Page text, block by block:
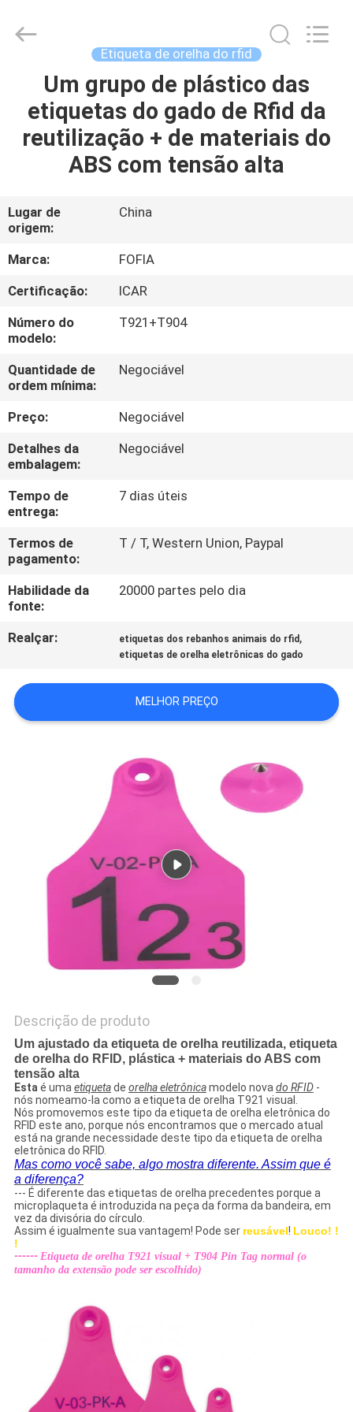
CASA
PRODUTOS
SOBRE
NÓS
EXCURSÃO
DA
FÁBRICA
CONTROLE
DA
QUALIDADE
CONTACTE-
NOS
NOTÍCIA
PEÇA
CITAÇÕES
PRIVACY
POLICY
Technology
Etiqueta de orelha do rfid
Um grupo de plástico das
etiquetas do gado de Rfid da
reutilização + de materiais do
ABS com tensão alta
Lugar de
origem:
China
Marca:
FOFIA
Certificação:
ICAR
Número do
modelo:
T921+T904
Quantidade de
ordem mínima:
Negociável
Preço:
Negociável
Detalhes da
embalagem:
Negociável
Tempo de
entrega:
7 dias úteis
Termos de
pagamento:
T / T, Western Union, Paypal
Habilidade da
fonte:
20000 partes pelo dia
Realçar: etiquetas dos rebanhos animais do rfid ,
etiquetas de orelha eletrônicas do gado
MELHOR PREÇO
Descrição de produto
Um ajustado da etiqueta de orelha reutilizada, etiqueta
de orelha do RFID, plástica + materiais do ABS com
tensão alta
Estaé umaetiquetade orelha eletrônicamodelo novado RFID-
nós nomeamo-la como a etiqueta de orelha T921 visual.
Nós promovemos este tipo da etiqueta de orelha eletrônica do
RFID este ano, porque nós encontramos que o mercado atual
está na grande necessidade deste tipo da etiqueta de orelha
eletrônica do RFID.
Mas como você sabe, algo mostra diferente. Assim que é
a diferença?
--- É diferente das etiquetas de orelha precedentes porque a
microplaqueta é introduzida na peça da forma da bandeira, em
vez da divisória do círculo.
Assim é igualmente sua vantagem! Pode ser reusável! Louco! !
!
------ Etiqueta de orelha T921 visual + T904 Pin Tag normal (o
tamanho da extensão pode ser escolhido)